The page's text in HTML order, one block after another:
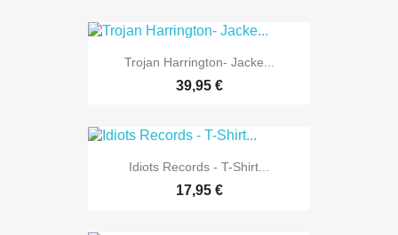
Trojan Harrington- Jacke...
39,95 €
Idiots Records - T-Shirt...
17,95 €